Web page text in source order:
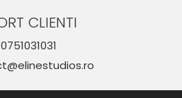
CLIENTI
0751031031